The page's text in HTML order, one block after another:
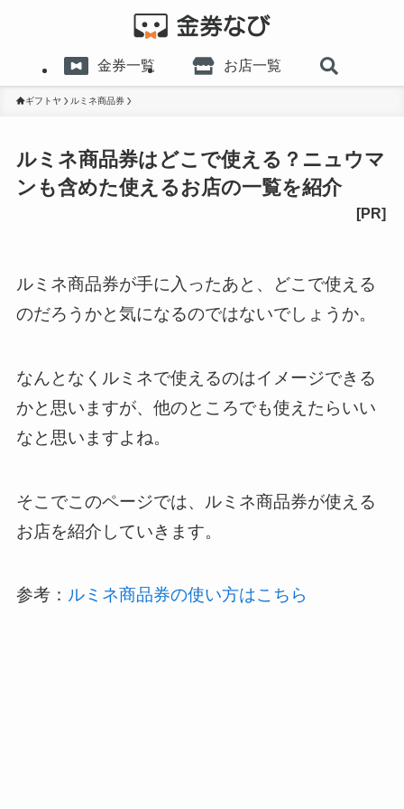
金券一覧 お店一覧
ギフトヤ ルミネ商品券
ルミネ商品券はどこで使える？ニュウマ
ンも含めた使えるお店の一覧を紹介
ルミネ商品券が手に入ったあと、どこで使える
のだろうかと気になるのではないでしょうか。
なんとなくルミネで使えるのはイメージできる
かと思いますが、他のところでも使えたらいい
なと思いますよね。
そこでこのページでは、ルミネ商品券が使える
お店を紹介していきます。
参考： ルミネ商品券の使い方はこちら